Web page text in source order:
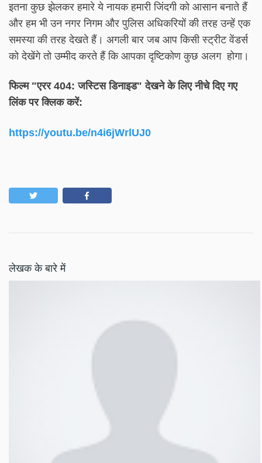
इतना कुछ झेलकर हमारे ये नायक हमारी जिंदगी को आसान बनाते हैं
और हम भी उन नगर निगम और पुलिस अधिकरियों की तरह उन्हें एक
समस्या की तरह देखते हैं। अगली बार जब आप किसी स्ट्रीट वेंडर्स
को देखेंगे तो उम्मीद करते हैं कि आपका दृष्टिकोण कुछ अलग होगा।
फिल्म "एरर 404: जस्टिस डिनाइड" देखने के लिए नीचे दिए गए
लिंक पर क्लिक करें:
https://youtu.be/n4i6jWrlUJ0
लेखक के बारे में